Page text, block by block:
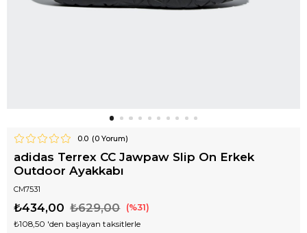
0.0 (0Yorum)
adidas Terrex CC Jawpaw Slip On Erkek
Outdoor Ayakkabı
CM7531
₺629,00
₺434,00 31
₺108,50 'den başlayan taksitlerle